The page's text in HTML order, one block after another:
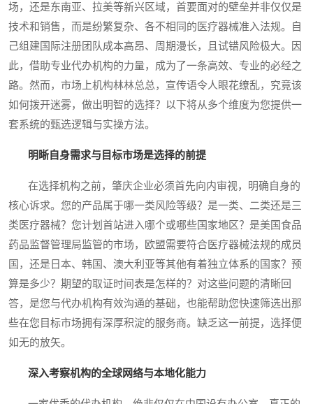
场，还是东南亚、拉美等新兴区域，首要面对的壁垒并非仅仅是
技术和销售，而是纷繁复杂、各不相同的医疗器械准入法规。自
己组建国际注册团队成本高昂、周期漫长，且试错风险极大。因
此，借助专业代办机构的力量，成为了一条高效、专业的必经之
路。然而，市场上机构林林总总，宣传语令人眼花缭乱，究竟该
如何拨开迷雾，做出明智的选择？以下将从多个维度为您提供一
套系统的甄选逻辑与实操方法。
明晰自身需求与目标市场是选择的前提
在选择机构之前，肇庆企业必须首先向内审视，明确自身的
核心诉求。您的产品属于哪一类风险等级？是一类、二类还是三
类医疗器械？您计划首站进入哪个或哪些国家地区？是美国食品
药品监督管理局监管的市场，欧盟需要符合医疗器械法规的成员
国，还是日本、韩国、澳大利亚等其他有着独立体系的国家？预
算是多少？期望的取证时间表是怎样的？对这些问题的清晰回
答，是您与代办机构有效沟通的基础，也能帮助您快速筛选出那
些在您目标市场拥有深厚积淀的服务商。缺乏这一前提，选择便
如无的放矢。
深入考察机构的全球网络与本地化能力